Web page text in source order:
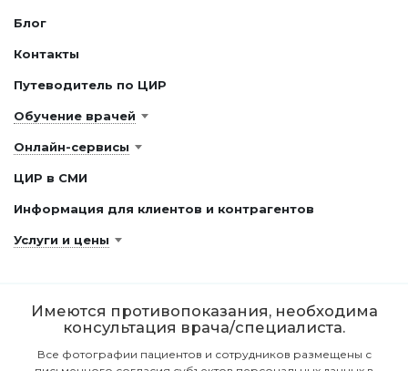
Блог
Контакты
Путеводитель по ЦИР
Обучение врачей
Онлайн-сервисы
ЦИР в СМИ
Информация для клиентов и контрагентов
Услуги и цены
Имеются противопоказания, необходима
консультация врача/специалиста.
Все фотографии пациентов и сотрудников размещены с